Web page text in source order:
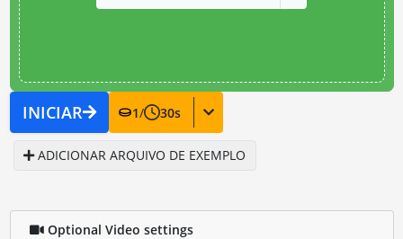
INICIAR 1/ 30s
ADICIONAR ARQUIVO DE EXEMPLO
Optional Video settings